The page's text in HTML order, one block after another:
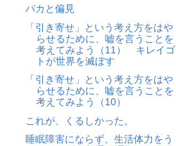
バカと偏見
「引き寄せ」という考え方をはや
らせるために、嘘を言うことを
考えてみよう（11） キレイゴ
トが世界を滅ぼす
「引き寄せ」という考え方をはや
らせるために、嘘を言うことを
考えてみよう（10）
これが、くるしかった。
睡眠障害にならず、生活体力をう